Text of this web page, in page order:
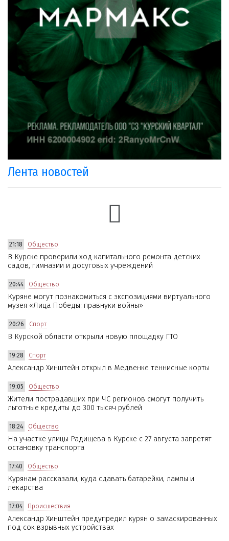
Лента новостей
21:18 Общество
В Курске проверили ход капитального ремонта детских
садов, гимназии и досуговых учреждений
20:44 Общество
Куряне могут познакомиться с экспозициями виртуального
музея «Лица Победы: правнуки войны»
20:26 Спорт
В Курской области открыли новую площадку ГТО
19:28 Спорт
Александр Хинштейн открыл в Медвенке теннисные корты
19:05 Общество
Жители пострадавших при ЧС регионов смогут получить
льготные кредиты до 300 тысяч рублей
18:24 Общество
На участке улицы Радищева в Курске с 27 августа запретят
остановку транспорта
17:40 Общество
Курянам рассказали, куда сдавать батарейки, лампы и
лекарства
17:04 Происшествия
Александр Хинштейн предупредил курян о замаскированных
под сок взрывных устройствах